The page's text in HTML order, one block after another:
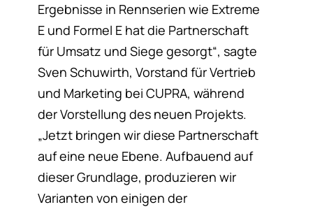
Ergebnisse in Rennserien wie Extreme
E und Formel E hat die Partnerschaft
für Umsatz und Siege gesorgt“, sagte
Sven Schuwirth, Vorstand für Vertrieb
und Marketing bei CUPRA, während
der Vorstellung des neuen Projekts.
„Jetzt bringen wir diese Partnerschaft
auf eine neue Ebene. Aufbauend auf
dieser Grundlage, produzieren wir
Varianten von einigen der